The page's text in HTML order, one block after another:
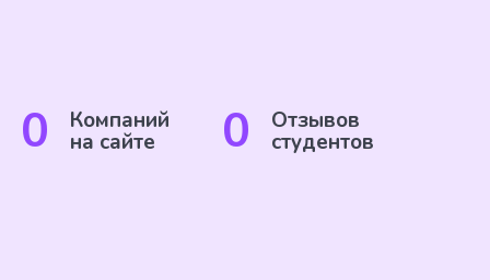
0 Компаний
на сайте 0 Отзывов
студентов